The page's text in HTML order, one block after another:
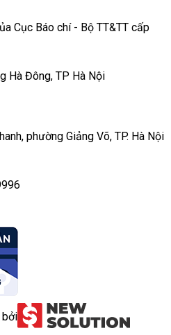
Cục Báo chí - Bộ TT&TT cấp
Hà Đông, TP Hà Nội
phường Giảng Võ, TP. Hà Nội
bởi